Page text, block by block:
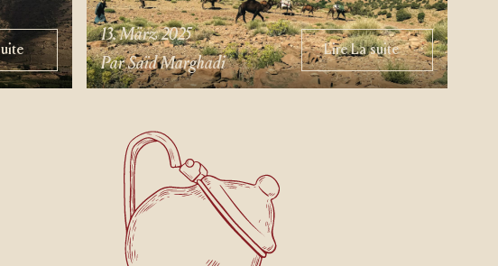
13. März 2025
Par Saïd Marghadi
Lire La suite
Lire La suite